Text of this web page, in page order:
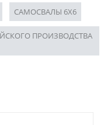
САМОСВАЛЫ 6X6
ПРОИЗВОДСТВА